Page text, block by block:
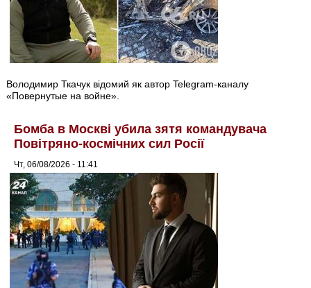
Володимир Ткачук відомий як автор Telegram-каналу
«Повернутые на войне».
Бомба в Москві убила зятя командувача
Повітряно-космічних сил Росії
Чт, 06/08/2026 - 11:41